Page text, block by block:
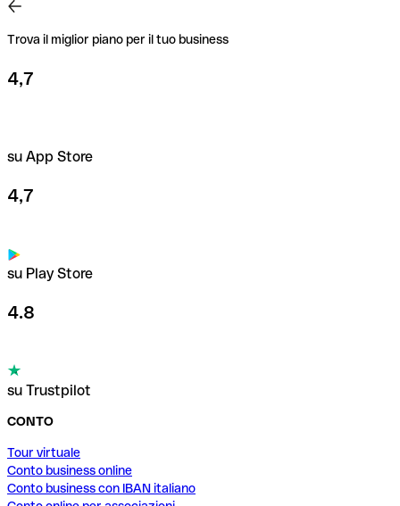
Trova il miglior piano per il tuo business
4,7
su App Store
4,7
su Play Store
4.8
su Trustpilot
CONTO
Tour virtuale
Conto business online
Conto business con IBAN italiano